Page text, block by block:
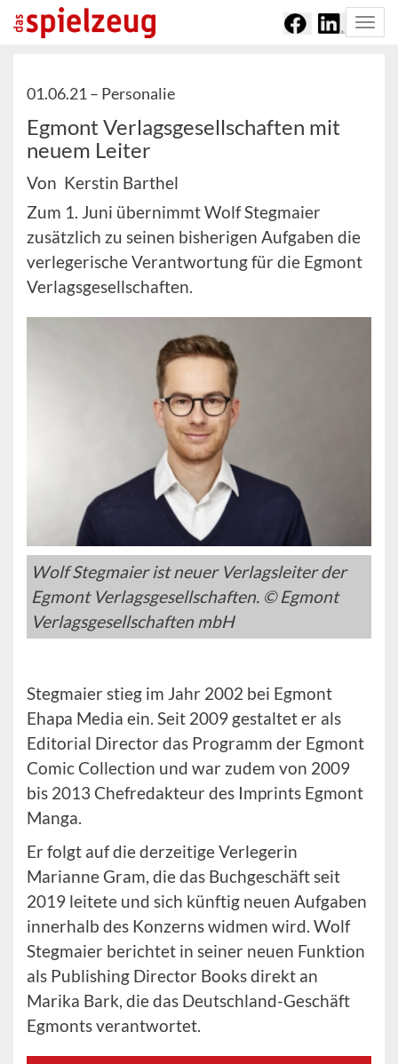
01.06.21 – Personalie
Egmont Verlagsgesellschaften mit
neuem Leiter
Von Kerstin Barthel
Zum 1. Juni übernimmt Wolf Stegmaier
zusätzlich zu seinen bisherigen Aufgaben die
verlegerische Verantwortung für die Egmont
Verlagsgesellschaften.
Wolf Stegmaier ist neuer Verlagsleiter der
Egmont Verlagsgesellschaften. © Egmont
Verlagsgesellschaften mbH
Stegmaier stieg im Jahr 2002 bei Egmont
Ehapa Media ein. Seit 2009 gestaltet er als
Editorial Director das Programm der Egmont
Comic Collection und war zudem von 2009
bis 2013 Chefredakteur des Imprints Egmont
Manga.
Er folgt auf die derzeitige Verlegerin
Marianne Gram, die das Buchgeschäft seit
2019 leitete und sich künftig neuen Aufgaben
innerhalb des Konzerns widmen wird. Wolf
Stegmaier berichtet in seiner neuen Funktion
als Publishing Director Books direkt an
Marika Bark, die das Deutschland-Geschäft
Egmonts verantwortet.